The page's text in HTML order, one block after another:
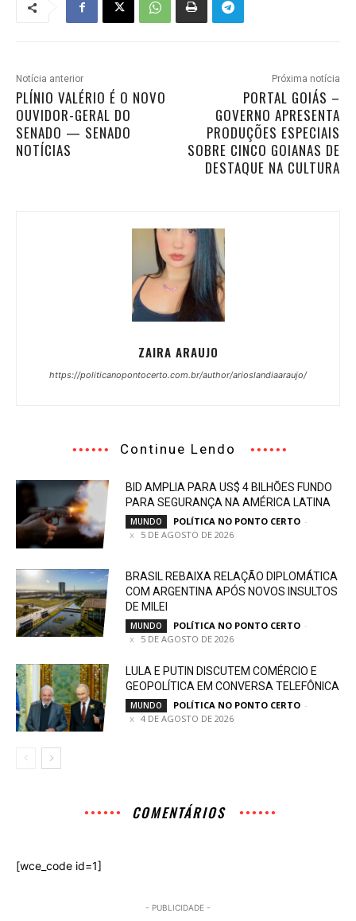
Notícia anterior
PLÍNIO VALÉRIO É O NOVO
OUVIDOR-GERAL DO
SENADO — SENADO
NOTÍCIAS
Próxima notícia
PORTAL GOIÁS –
GOVERNO APRESENTA
PRODUÇÕES ESPECIAIS
SOBRE CINCO GOIANAS DE
DESTAQUE NA CULTURA
ZAIRA ARAUJO
https://politicanopontocerto.com.br/author/arioslandiaaraujo/
Continue Lendo
BID AMPLIA PARA US$ 4 BILHÕES FUNDO
PARA SEGURANÇA NA AMÉRICA LATINA
MUNDO POLÍTICA NO PONTO CERTO -
5 DE AGOSTO DE 2026
BRASIL REBAIXA RELAÇÃO DIPLOMÁTICA
COM ARGENTINA APÓS NOVOS INSULTOS
DE MILEI
MUNDO POLÍTICA NO PONTO CERTO -
5 DE AGOSTO DE 2026
LULA E PUTIN DISCUTEM COMÉRCIO E
GEOPOLÍTICA EM CONVERSA TELEFÔNICA
MUNDO POLÍTICA NO PONTO CERTO -
4 DE AGOSTO DE 2026
COMENTÁRIOS
[wce_code id=1]
- PUBLICIDADE -